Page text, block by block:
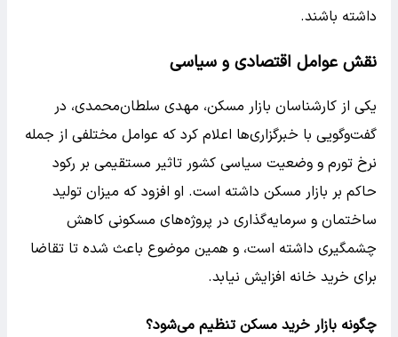
داشته باشند.
نقش عوامل اقتصادی و سیاسی
یکی از کارشناسان بازار مسکن، مهدی سلطان‌محمدی، در
گفت‌وگویی با خبرگزاری‌ها اعلام کرد که عوامل مختلفی از جمله
نرخ تورم و وضعیت سیاسی کشور تاثیر مستقیمی بر رکود
حاکم بر بازار مسکن داشته است. او افزود که میزان تولید
ساختمان و سرمایه‌گذاری در پروژه‌های مسکونی کاهش
چشمگیری داشته است، و همین موضوع باعث شده تا تقاضا
برای خرید خانه افزایش نیابد.
چگونه بازار خرید مسکن تنظیم می‌شود؟